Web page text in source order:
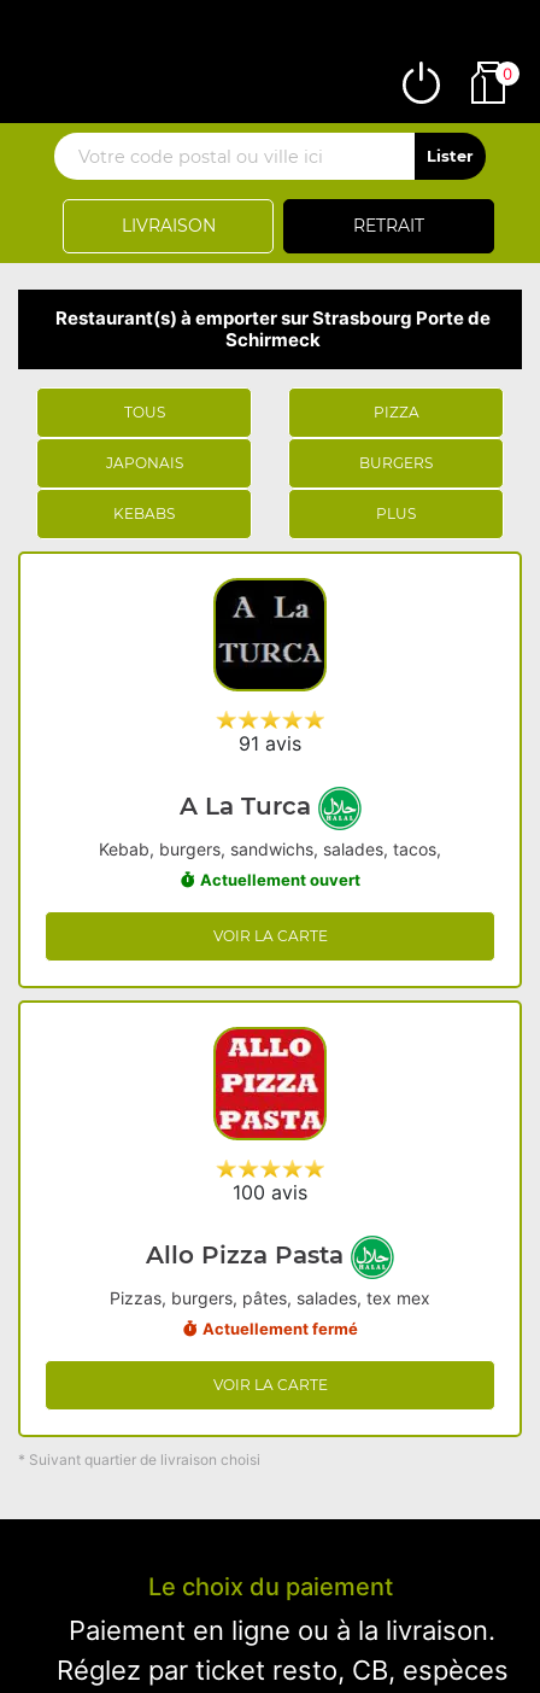
LIVRAISON RETRAIT
0
Restaurant(s) à emporter sur Strasbourg Porte de
Schirmeck
TOUS PIZZA
JAPONAIS BURGERS
KEBABS PLUS
91 avis
A La Turca
Kebab, burgers, sandwichs, salades, tacos,
Actuellement ouvert
VOIR LA CARTE
100 avis
Allo Pizza Pasta
Pizzas, burgers, pâtes, salades, tex mex
Actuellement fermé
VOIR LA CARTE
* Suivant quartier de livraison choisi
Le choix du paiement
Paiement en ligne ou à la livraison.
Réglez par ticket resto, CB, espèces